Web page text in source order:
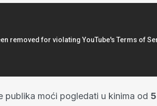
publika moći pogledati u kinima od